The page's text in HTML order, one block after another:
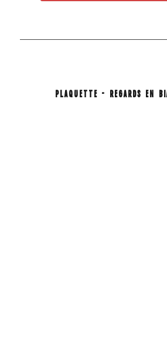
PLAQUETTE - REGARDS EN